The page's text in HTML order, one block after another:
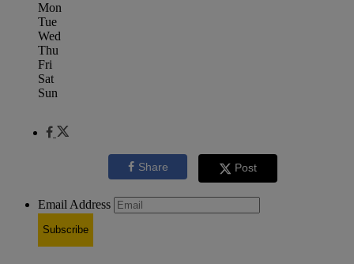
Mon
Tue
Wed
Thu
Fri
Sat
Sun
Share Post
Email Address
Subscribe